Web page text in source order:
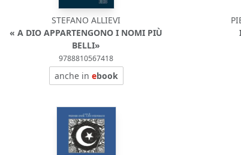
STEFANO ALLIEVI
« A DIO APPARTENGONO I NOMI PIÙ
BELLI»
9788810567418
anche in ebook